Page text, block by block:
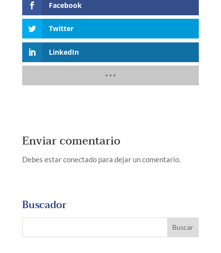
Facebook
Twitter
LinkedIn
Enviar comentario
Debes estar conectado para dejar un comentario.
Buscador